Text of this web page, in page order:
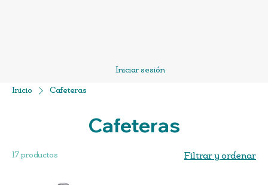
Iniciar sesión
Inicio Cafeteras
Cafeteras
17 productos Filtrar y ordenar